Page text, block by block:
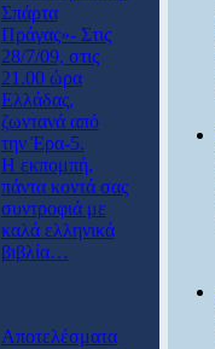
Σπάρτα
Πράγας»- Στις
28/7/09, στις
21.00 ώρα
Ελλάδας,
ζωντανά από
την Έρα-5.
Η εκπομπή,
πάντα κοντά σας
συντροφιά με
καλά ελληνικά
βιβλία…
Αποτελέσματα